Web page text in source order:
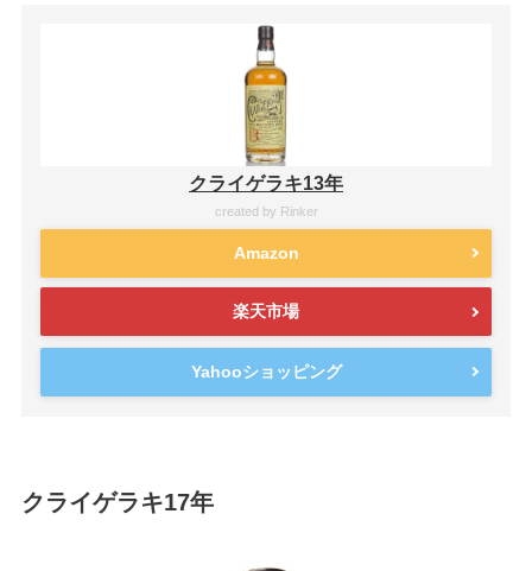
クライゲラキ13年
created by Rinker
Amazon
楽天市場
Yahooショッピング
クライゲラキ17年